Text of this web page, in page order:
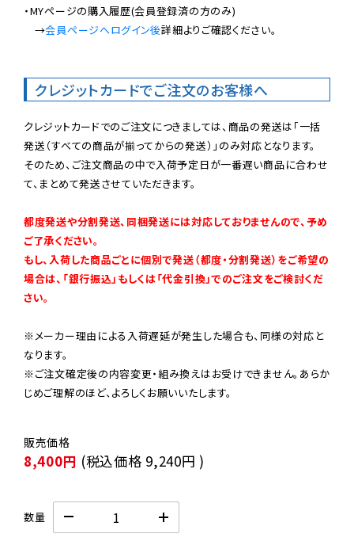
・MYページの購入履歴(会員登録済の方のみ)
→会員ページへログイン後詳細よりご確認ください。
クレジットカードでご注文のお客様へ
クレジットカードでのご注文につきましては、商品の発送は「一括
発送（すべての商品が揃ってからの発送）」のみ対応となります。
そのため、ご注文商品の中で入荷予定日が一番遅い商品に合わせ
て、まとめて発送させていただきます。
都度発送や分割発送、同梱発送には対応しておりませんので、予め
ご了承ください。
もし、入荷した商品ごとに個別で発送（都度・分割発送）をご希望の
場合は、「銀行振込」もしくは「代金引換」でのご注文をご検討くだ
さい。
※メーカー理由による入荷遅延が発生した場合も、同様の対応と
なります。
※ご注文確定後の内容変更・組み換えはお受けできません。あらか
じめご理解のほど、よろしくお願いいたします。
8,400円 (税込価格 9,240円 )
数量